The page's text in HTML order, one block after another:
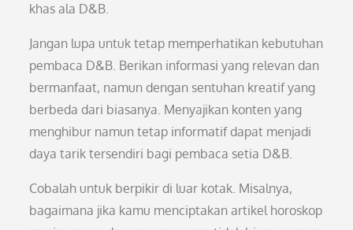
khas ala D&B.
Jangan lupa untuk tetap memperhatikan kebutuhan
pembaca D&B. Berikan informasi yang relevan dan
bermanfaat, namun dengan sentuhan kreatif yang
berbeda dari biasanya. Menyajikan konten yang
menghibur namun tetap informatif dapat menjadi
daya tarik tersendiri bagi pembaca setia D&B.
Cobalah untuk berpikir di luar kotak. Misalnya,
bagaimana jika kamu menciptakan artikel horoskop